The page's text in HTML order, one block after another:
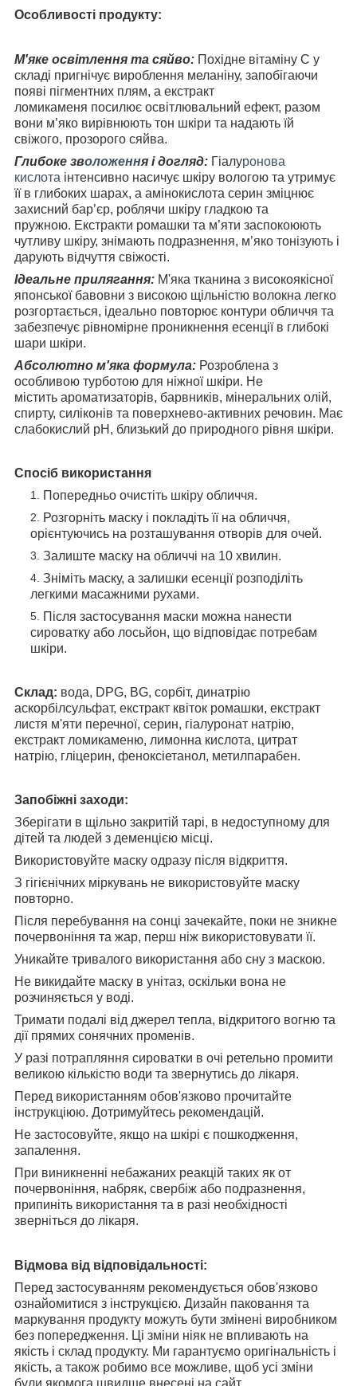
Особливості продукту:
М'яке освітлення та сяйво: Похідне вітаміну С у
складі пригнічує вироблення меланіну, запобігаючи
появі пігментних плям, а екстракт
ломикаменя посилює освітлювальний ефект, разом
вони м’яко вирівнюють тон шкіри та надають їй
свіжого, прозорого сяйва.
Глибоке зволоження і догляд: Гіалуронова
кислота інтенсивно насичує шкіру вологою та утримує
її в глибоких шарах, а амінокислота серин зміцнює
захисний бар’єр, роблячи шкіру гладкою та
пружною. Екстракти ромашки та м’яти заспокоюють
чутливу шкіру, знімають подразнення, м’яко тонізують і
дарують відчуття свіжості.
Ідеальне прилягання: М'яка тканина з високоякісної
японської бавовни з високою щільністю волокна легко
розгортається, ідеально повторює контури обличчя та
забезпечує рівномірне проникнення есенції в глибокі
шари шкіри.
Абсолютно м'яка формула: Розроблена з
особливою турботою для ніжної шкіри. Не
містить ароматизаторів, барвників, мінеральних олій,
спирту, силіконів та поверхнево-активних речовин. Має
слабокислий pH, близький до природного рівня шкіри.
Спосіб використання
Попередньо очистіть шкіру обличчя.
Розгорніть маску і покладіть її на обличчя,
орієнтуючись на розташування отворів для очей.
Залиште маску на обличчі на 10 хвилин.
Зніміть маску, а залишки есенції розподіліть
легкими масажними рухами.
Після застосування маски можна нанести
сироватку або лосьйон, що відповідає потребам
шкіри.
Склад: вода, DPG, BG, сорбіт, динатрію
аскорбілсульфат, екстракт квіток ромашки, екстракт
листя м'яти перечної, серин, гіалуронат натрію,
екстракт ломикаменю, лимонна кислота, цитрат
натрію, гліцерин, феноксіетанол, метилпарабен.
Запобіжні заходи:
Зберігати в щільно закритій тарі, в недоступному для
дітей та людей з деменцією місці.
Використовуйте маску одразу після відкриття.
З гігієнічних міркувань не використовуйте маску
повторно.
Після перебування на сонці зачекайте, поки не зникне
почервоніння та жар, перш ніж використовувати її.
Уникайте тривалого використання або сну з маскою.
Не викидайте маску в унітаз, оскільки вона не
розчиняється у воді.
Тримати подалі від джерел тепла, відкритого вогню та
дії прямих сонячних променів.
У разі потрапляння сироватки в очі ретельно промити
великою кількістю води та звернутись до лікаря.
Перед використанням обов'язково прочитайте
інструкціюю. Дотримуйтесь рекомендацій.
Не застосовуйте, якщо на шкірі є пошкодження,
запалення.
При виникненні небажаних реакцій таких як от
почервоніння, набряк, свербіж або подразнення,
припиніть використання та в разі необхідності
зверніться до лікаря.
Відмова від відповідальності:
Перед застосуванням рекомендується обов'язково
ознайомитися з інструкцією. Дизайн паковання та
маркування продукту можуть бути змінені виробником
без попередження. Ці зміни ніяк не впливають на
якість і склад продукту. Ми гарантуємо оригінальність і
якість, а також робимо все можливе, щоб усі зміни